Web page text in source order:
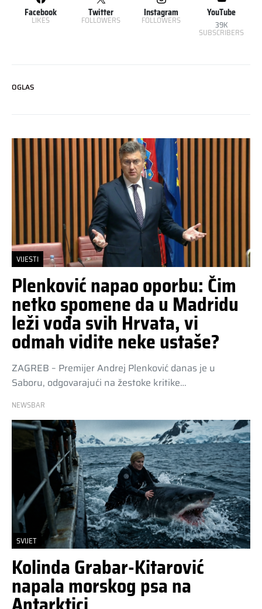
Facebook
LIKES
Twitter
FOLLOWERS
Instagram
FOLLOWERS
YouTube
39K
SUBSCRIBERS
OGLAS
VIJESTI
Plenković napao oporbu: Čim
netko spomene da u Madridu
leži vođa svih Hrvata, vi
odmah vidite neke ustaše?
ZAGREB – Premijer Andrej Plenković danas je u
Saboru, odgovarajući na žestoke kritike…
NEWSBAR
SVIJET
Kolinda Grabar-Kitarović
napala morskog psa na